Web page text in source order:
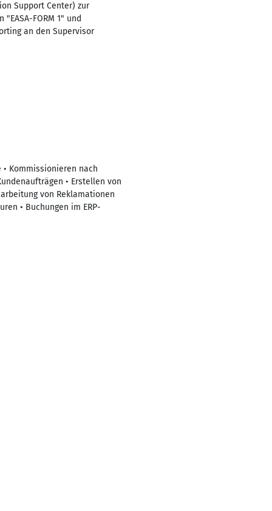
Support Center) zur
FORM 1" und
an den Supervisor
Kommissionieren nach
• Erstellen von
von Reklamationen
• Buchungen im ERP-